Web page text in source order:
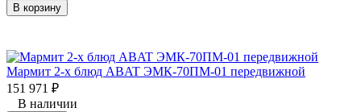
В корзину
Мармит 2-х блюд ABAT ЭМК-70ПМ-01 передвижной
151 971 ₽
В наличии